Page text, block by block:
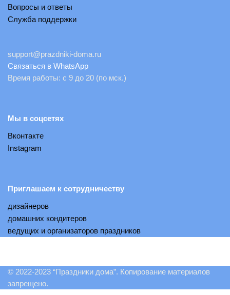
Вопросы и ответы
Служба поддержки
support@prazdniki-doma.ru
Связаться в WhatsApp
Время работы: с 9 до 20 (по мск.)
Мы в соцсетях
Вконтакте
Instagram
Приглашаем к сотрудничеству
дизайнеров
домашних кондитеров
ведущих и организаторов праздников
© 2022-2023 “Праздники дома”. Копирование материалов
запрещено.